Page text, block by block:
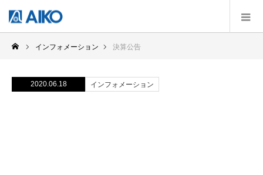
インフォメーション 決算公告
2020.06.18 インフォメーション